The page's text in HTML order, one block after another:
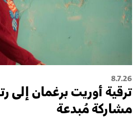
8.7.26
ترقية أُوريت برغمان إلى
مشاركة مُبدعة